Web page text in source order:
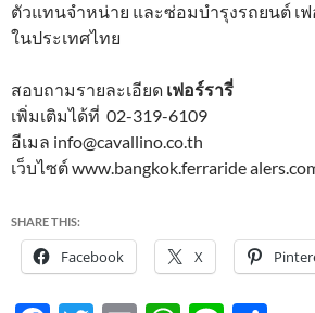
ตัวแทนจำหน่าย และซ่อมบำรุงรถยนต์ เฟ
ในประเทศไทย
สอบถามรายละเอียด เฟอร์รารี่
เพิ่มเติมได้ที่ 02-319-6109
อีเมล info@cavallino.co.th
เว็บไซต์ www.bangkok.ferraride
SHARE THIS:
Facebook X